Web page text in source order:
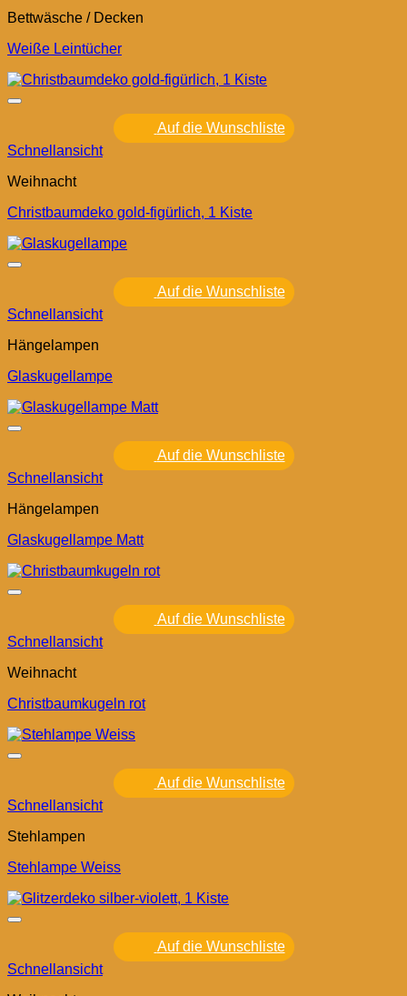
Bettwäsche / Decken
Weiße Leintücher
Auf die Wunschliste
Schnellansicht
Weihnacht
Christbaumdeko gold-figürlich, 1 Kiste
Auf die Wunschliste
Schnellansicht
Hängelampen
Glaskugellampe
Auf die Wunschliste
Schnellansicht
Hängelampen
Glaskugellampe Matt
Auf die Wunschliste
Schnellansicht
Weihnacht
Christbaumkugeln rot
Auf die Wunschliste
Schnellansicht
Stehlampen
Stehlampe Weiss
Auf die Wunschliste
Schnellansicht